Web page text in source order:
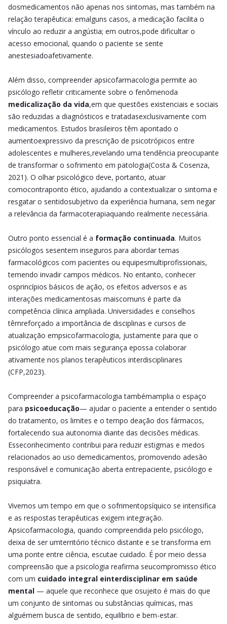
dosmedicamentos não apenas nos sintomas, mas também na
relação terapêutica: emalguns casos, a medicação facilita o
vínculo ao reduzir a angústia; em outros,pode dificultar o
acesso emocional, quando o paciente se sente
anestesiadoafetivamente.
Além disso, compreender apsicofarmacologia permite ao
psicólogo refletir criticamente sobre o fenômenoda
medicalização da vida,em que questões existenciais e sociais
são reduzidas a diagnósticos e tratadasexclusivamente com
medicamentos. Estudos brasileiros têm apontado o
aumentoexpressivo da prescrição de psicotrópicos entre
adolescentes e mulheres,revelando uma tendência preocupante
de transformar o sofrimento em patologia(Costa & Cosenza,
2021). O olhar psicológico deve, portanto, atuar
comocontraponto ético, ajudando a contextualizar o sintoma e
resgatar o sentidosubjetivo da experiência humana, sem negar
a relevância da farmacoterapiaquando realmente necessária.
Outro ponto essencial é a formação continuada. Muitos
psicólogos sesentem inseguros para abordar temas
farmacológicos com pacientes ou equipesmultiprofissionais,
temendo invadir campos médicos. No entanto, conhecer
osprincípios básicos de ação, os efeitos adversos e as
interações medicamentosas maiscomuns é parte da
competência clínica ampliada. Universidades e conselhos
têmreforçado a importância de disciplinas e cursos de
atualização empsicofarmacologia, justamente para que o
psicólogo atue com mais segurança epossa colaborar
ativamente nos planos terapêuticos interdisciplinares
(CFP,2023).
Compreender a psicofarmacologia tambémamplia o espaço
para psicoeducação— ajudar o paciente a entender o sentido
do tratamento, os limites e o tempo deação dos fármacos,
fortalecendo sua autonomia diante das decisões médicas.
Esseconhecimento contribui para reduzir estigmas e medos
relacionados ao uso demedicamentos, promovendo adesão
responsável e comunicação aberta entrepaciente, psicólogo e
psiquiatra.
Vivemos um tempo em que o sofrimentopsíquico se intensifica
e as respostas terapêuticas exigem integração.
Apsicofarmacologia, quando compreendida pelo psicólogo,
deixa de ser umterritório técnico distante e se transforma em
uma ponte entre ciência, escutae cuidado. É por meio dessa
compreensão que a psicologia reafirma seucompromisso ético
com um cuidado integral einterdisciplinar em saúde
mental — aquele que reconhece que osujeito é mais do que
um conjunto de sintomas ou substâncias químicas, mas
alguémem busca de sentido, equilíbrio e bem-estar.